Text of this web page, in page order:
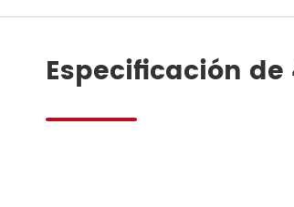
Especificación